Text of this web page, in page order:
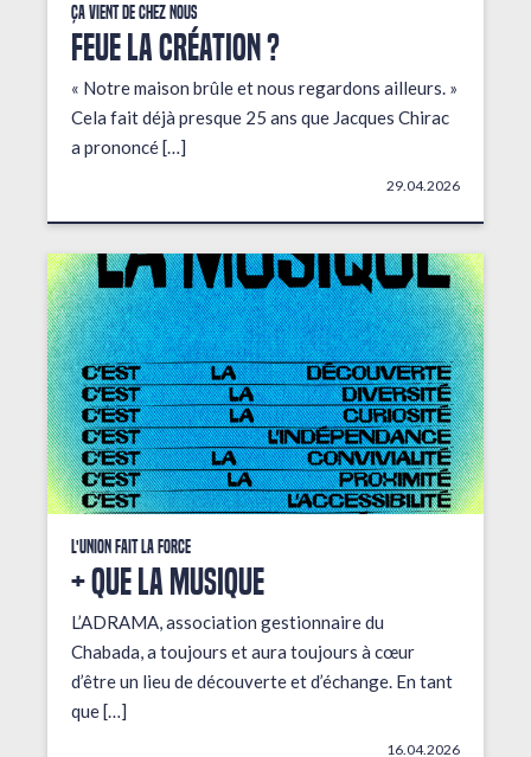
Ça vient de chez nous
FEUE LA CRÉATION ?
« Notre maison brûle et nous regardons ailleurs. »
Cela fait déjà presque 25 ans que Jacques Chirac
a prononcé […]
29.04.2026
L'union fait la force
+ que la musique
L’ADRAMA, association gestionnaire du
Chabada, a toujours et aura toujours à cœur
d’être un lieu de découverte et d’échange. En tant
que […]
16.04.2026